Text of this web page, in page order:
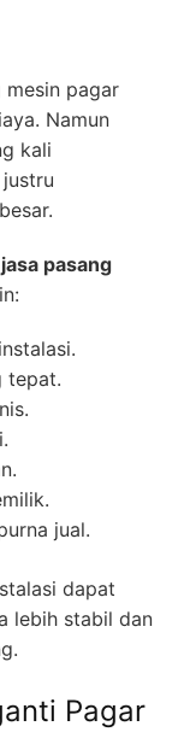
mesin pagar
Namun
kali
jasa pasang
tepat.
jual.
dapat
lebih stabil dan
Pagar